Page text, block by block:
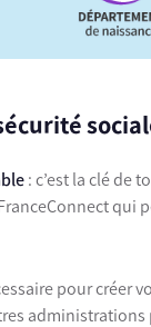
: c’est la clé de
qui
pour créer